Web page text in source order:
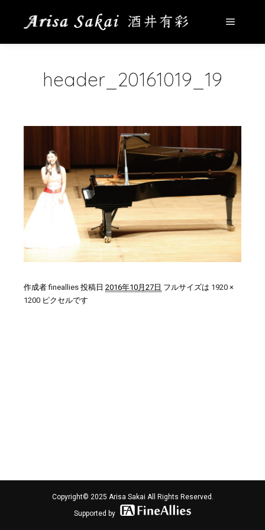
header_20161019_19
作成者fineallies 投稿日 2016年10月27日 フルサイズは 1920 ×
1200 ピクセルです
Copyright© 2025 Arisa Sakai All Rights Reserved.
Supported by